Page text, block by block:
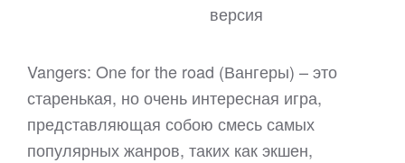
версия
Vangers: One for the road (Вангеры) – это
старенькая, но очень интересная игра,
представляющая собою смесь самых
популярных жанров, таких как экшен,